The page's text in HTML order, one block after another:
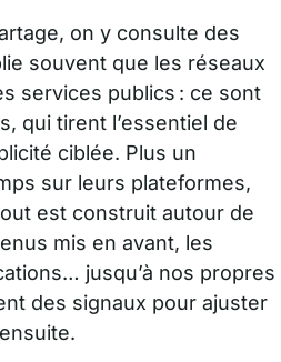
on y consulte des
souvent que les réseaux
services publics : ce sont
qui tirent l’essentiel de
ciblée. Plus un
sur leurs plateformes,
est construit autour de
mis en avant, les
jusqu’à nos propres
des signaux pour ajuster